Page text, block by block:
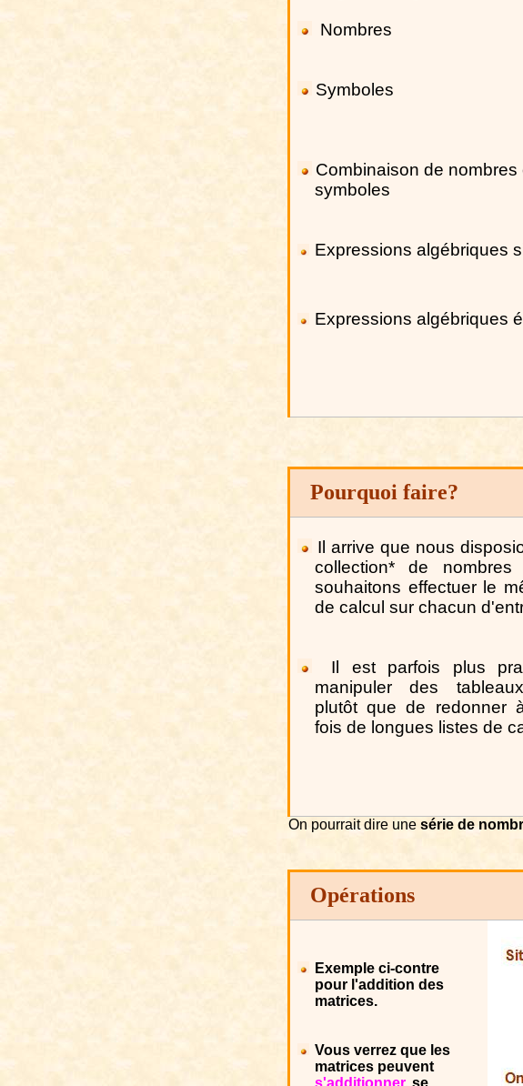
Nombres
Symboles
Combinaison de nombres
symboles
Expressions a lgébriques
Expressions a lgébriques él
Pourquoi faire?
Il arrive que nous
collection* de
souhaitons effectuer le
de calcul sur chacun
Il est parfois plus
manipuler des
plutôt que de redonner
fois de longues listes de
On pourrait dire une série de
Opérations
Exemple ci-contre
pour l'addition des
matrices.
Vous verrez que les
matrices peuvent
s'additionner, se